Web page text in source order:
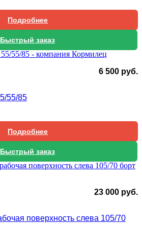
Подробнее
Быстрый заказ
6 500 руб.
55/85
Подробнее
Быстрый заказ
23 000 руб.
поверхность слева 105/70